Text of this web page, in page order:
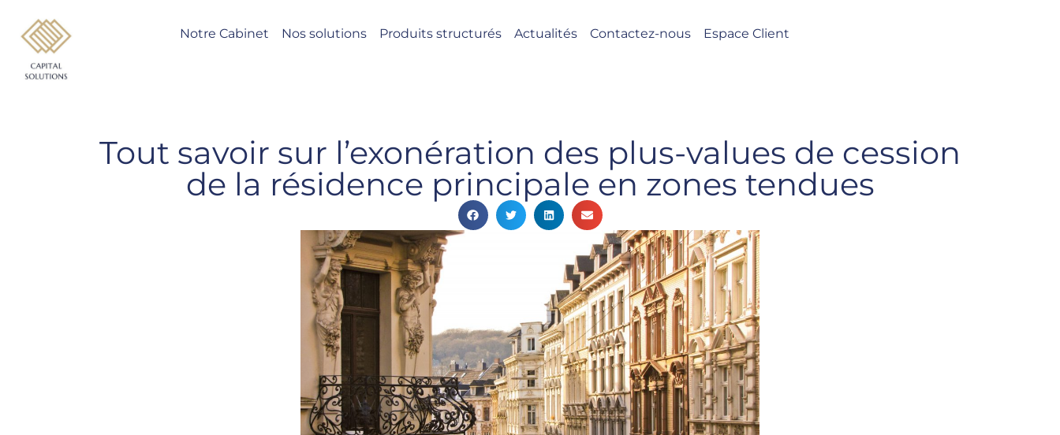
Notre Cabinet Nos solutions Produits structurés Actualités Contactez-nous Espace Client
Tout savoir sur l’exonération des plus-values de cession
de la résidence principale en zones tendues